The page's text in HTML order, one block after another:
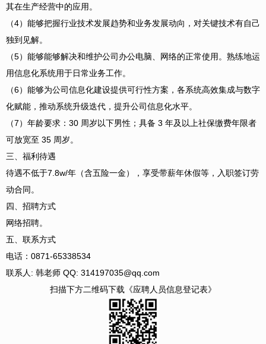
其在生产经营中的应用。
（4）能够把握行业技术发展趋势和业务发展动向，对关键技术有自己
独到见解。
（5）能够能够解决和维护公司办公电脑、网络的正常使用。熟练地运
用信息化系统用于日常业务工作。
（6）能够为公司信息化建设提供可行性方案，各系统高效集成与数字
化赋能，推动系统升级迭代，提升公司信息化水平。
（7）年龄要求：30 周岁以下男性；具备 3 年及以上社保缴费年限者
可放宽至 35 周岁。
三、福利待遇
待遇不低于7.8w/年（含五险一金），享受带薪年休假等，入职签订劳
动合同。
四、招聘方式
网络招聘。
五、联系方式
电话：0871-65338534
联系人: 韩老师 QQ: 314197035@qq.com
扫描下方二维码下载《应聘人员信息登记表》